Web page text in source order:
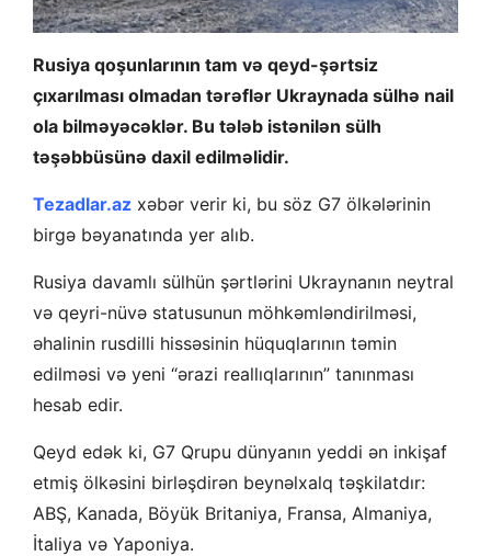
Rusiya qoşunlarının tam və qeyd-şərtsiz
çıxarılması olmadan tərəflər Ukraynada sülhə nail
ola bilməyəcəklər. Bu tələb istənilən sülh
təşəbbüsünə daxil edilməlidir.
Tezadlar.az xəbər verir ki, bu söz G7 ölkələrinin
birgə bəyanatında yer alıb.
Rusiya davamlı sülhün şərtlərini Ukraynanın neytral
və qeyri-nüvə statusunun möhkəmləndirilməsi,
əhalinin rusdilli hissəsinin hüquqlarının təmin
edilməsi və yeni “ərazi reallıqlarının” tanınması
hesab edir.
Qeyd edək ki, G7 Qrupu dünyanın yeddi ən inkişaf
etmiş ölkəsini birləşdirən beynəlxalq təşkilatdır:
ABŞ, Kanada, Böyük Britaniya, Fransa, Almaniya,
İtaliya və Yaponiya.